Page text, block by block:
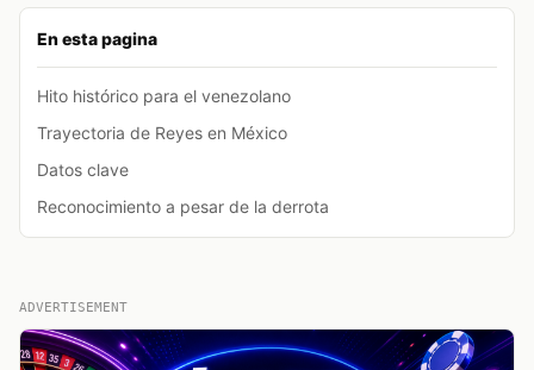
En esta pagina
Hito histórico para el venezolano
Trayectoria de Reyes en México
Datos clave
Reconocimiento a pesar de la derrota
ADVERTISEMENT